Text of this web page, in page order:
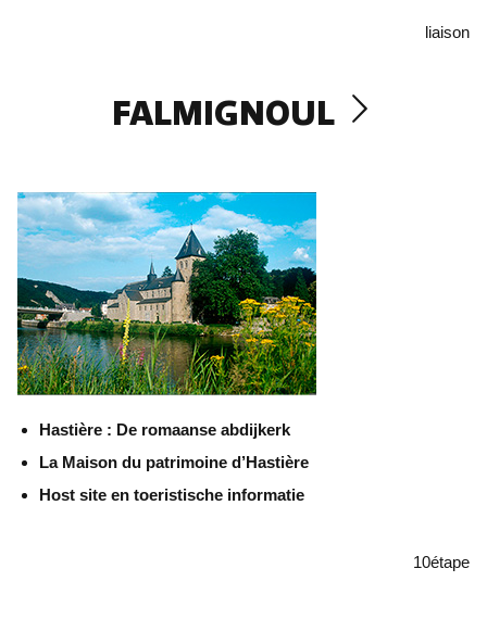
liaison
FALMIGNOUL
Hastière : De romaanse abdijkerk
La Maison du patrimoine d’Hastière
Host site en toeristische informatie
10étape